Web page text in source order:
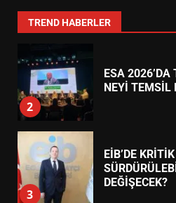
TREND HABERLER
1
2
ESA 2026’DA
NEYİ TEMSİL
3
EİB’DE
DEĞİŞECEK?